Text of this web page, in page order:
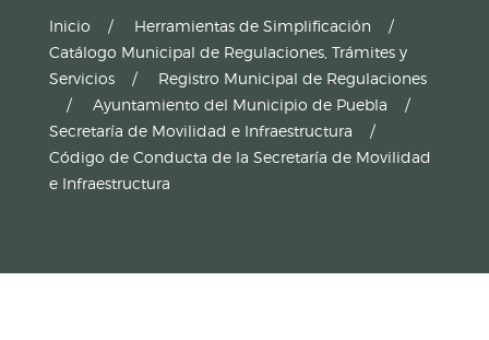
Inicio
Herramientas de Simplificación
Catálogo Municipal de Regulaciones, Trámites y
Servicios
Registro Municipal de Regulaciones
Ayuntamiento del Municipio de Puebla
Secretaría de Movilidad e Infraestructura
Código de Conducta de la Secretaría de Movilidad
e Infraestructura